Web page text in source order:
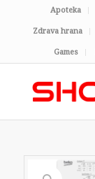
Apoteka
Zdrava hrana
Games